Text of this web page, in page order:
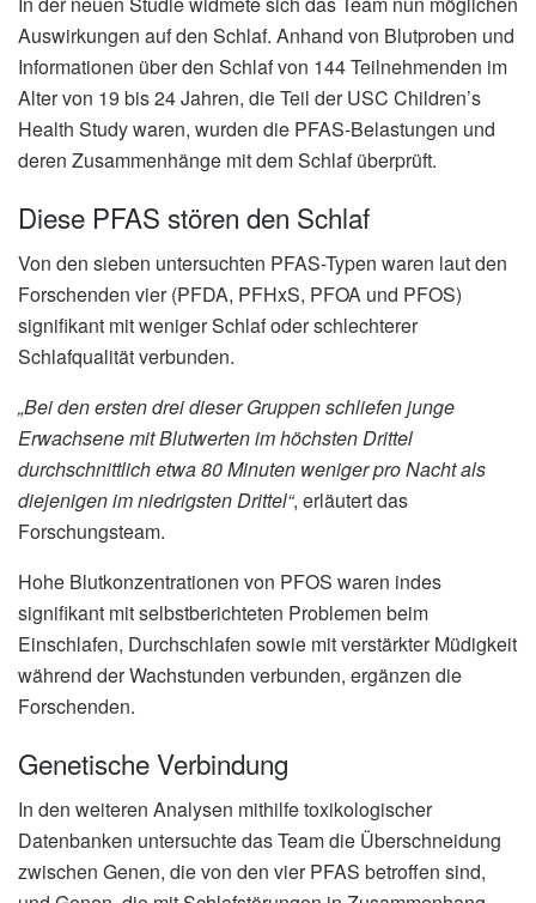
Auswirkungen auf den Schlaf. Anhand von Blutproben und
Informationen über den Schlaf von 144 Teilnehmenden im
Alter von 19 bis 24 Jahren, die Teil der USC Children’s
Health Study waren, wurden die PFAS-Belastungen und
deren Zusammenhänge mit dem Schlaf überprüft.
Diese PFAS stören den Schlaf
Von den sieben untersuchten PFAS-Typen waren laut den
Forschenden vier (PFDA, PFHxS, PFOA und PFOS)
signifikant mit weniger Schlaf oder schlechterer
Schlafqualität verbunden.
„Bei den ersten drei dieser Gruppen schliefen junge
Erwachsene mit Blutwerten im höchsten Drittel
durchschnittlich etwa 80 Minuten weniger pro Nacht als
diejenigen im niedrigsten Drittel“, erläutert das
Forschungsteam.
Hohe Blutkonzentrationen von PFOS waren indes
signifikant mit selbstberichteten Problemen beim
Einschlafen, Durchschlafen sowie mit verstärkter Müdigkeit
während der Wachstunden verbunden, ergänzen die
Forschenden.
Genetische Verbindung
In den weiteren Analysen mithilfe toxikologischer
Datenbanken untersuchte das Team die Überschneidung
zwischen Genen, die von den vier PFAS betroffen sind,